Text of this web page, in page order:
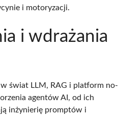
i motoryzacji.
i wdrażania
świat LLM, RAG i platform no-
agentów AI, od ich
inżynierię promptów i